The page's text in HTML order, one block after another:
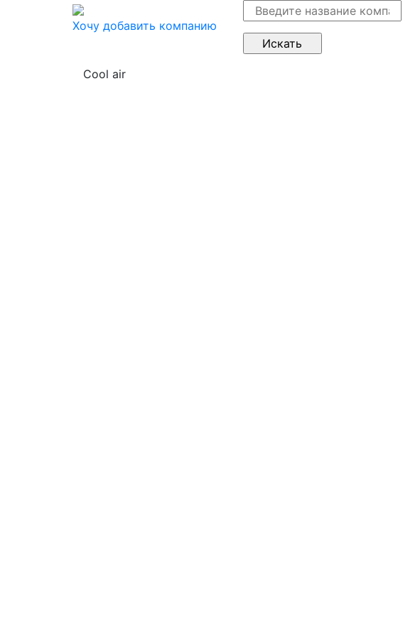
Хочу добавить компанию
Cool air